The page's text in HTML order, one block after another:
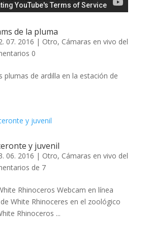
de la pluma
07. 2016 | Otro, Cámaras en vivo del
0
plumas de ardilla en la estación de
y juvenil
06. 2016 | Otro, Cámaras en vivo del
de 7
Rhinoceros Webcam en línea
White Rhinoceres en el zoológico
Rhinoceros ...